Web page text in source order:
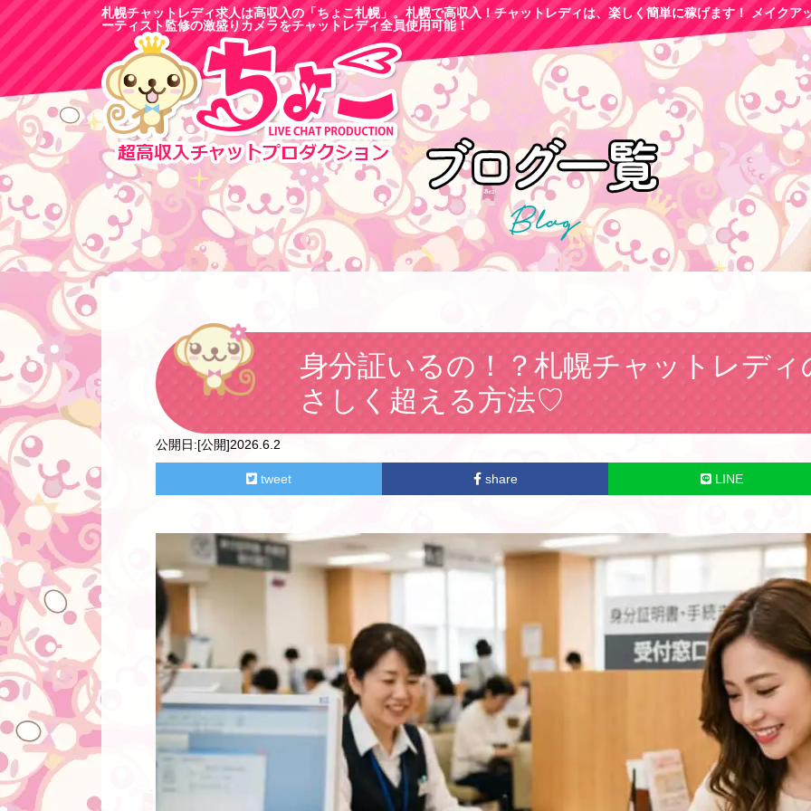
札幌チャットレディ求人は高収入の「ちょこ札幌」。札幌で高収入！チャットレディは、楽しく簡単に稼げます！ メイクア
ーティスト監修の激盛りカメラをチャットレディ全員使用可能！
身分証いるの！？札幌チャットレディ
さしく超える方法♡
公開日:[公開]2026.6.2
tweet share LINE